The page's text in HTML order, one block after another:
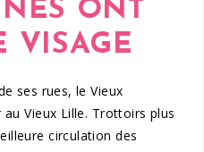
ONT
VISAGE
ses rues, le Vieux
au Vieux Lille. Trottoirs plus
circulation des